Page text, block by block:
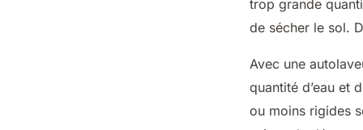
trop grande
de sécher le sol.
Avec une
quantité d’eau et
ou moins rigides